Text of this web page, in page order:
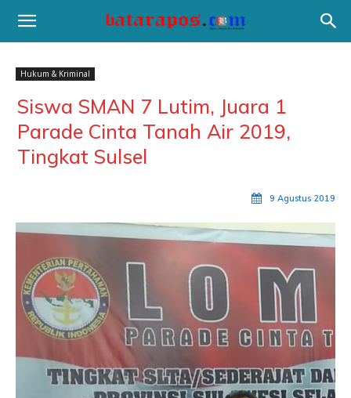
Hukum & Kriminal
Siswa SMAN 7 Lutim, Juara 1
Parade Cinta Tanah Air 2019,
Tingkat Sulsel
9 Agustus 2019